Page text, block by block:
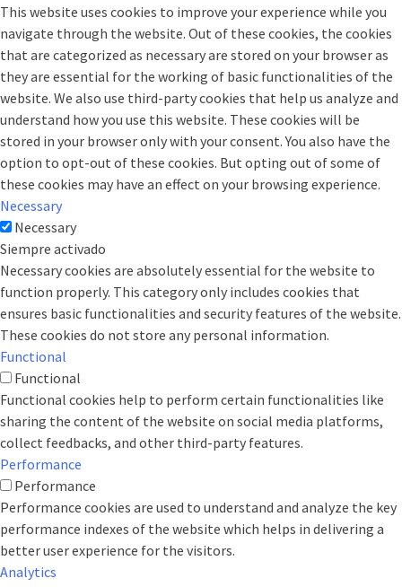
This website uses cookies to improve your experience while you
navigate through the website. Out of these cookies, the cookies
that are categorized as necessary are stored on your browser as
they are essential for the working of basic functionalities of the
website. We also use third-party cookies that help us analyze and
understand how you use this website. These cookies will be
stored in your browser only with your consent. You also have the
option to opt-out of these cookies. But opting out of some of
these cookies may have an effect on your browsing experience.
Necessary
Necessary
Siempre activado
Necessary cookies are absolutely essential for the website to
function properly. This category only includes cookies that
ensures basic functionalities and security features of the website.
These cookies do not store any personal information.
Functional
Functional
Functional cookies help to perform certain functionalities like
sharing the content of the website on social media platforms,
collect feedbacks, and other third-party features.
Performance
Performance
Performance cookies are used to understand and analyze the key
performance indexes of the website which helps in delivering a
better user experience for the visitors.
Analytics